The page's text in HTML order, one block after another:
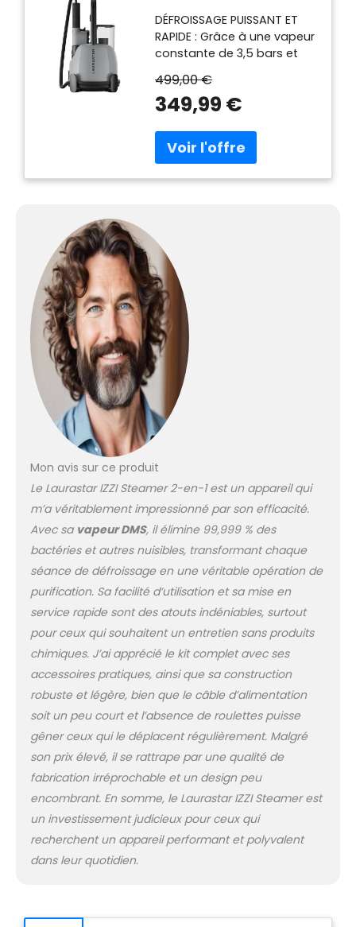
DÉFROISSAGE PUISSANT ET
RAPIDE : Grâce à une vapeur
constante de 3,5 bars et
élimine les plis
efficacement et redonne
un seul passage. Prêt en
seulement 3 minutes.
ULTRAFINE : La vapeur haute
pour détendre, adoucir et
raviver tous les tissus,
même les plus délicats.
RAFRAÎCHIT ET SOIGNE LES
TEXTILES : Repulpe les fibres,
ravive les couleurs et
diminue la fréquence des
lavages. Pour des
vêtements et tissus
toujours impeccables et
agréables à porter. DESIGN
COMPACT ET ERGONOMIQUE
: Poignée de transport,
câble vapeur, réservoir
amovible et fonction auto-
stop : pratique, sécurisé et
facile à déplacer.
ACCESSOIRES PREMIUM
INCLUS : Livré avec semelle
Textile-Guard, gant
thermoprotecteur et
cartouche anticalcaire.
L’expertise Laurastar pour
un soin textile professionnel
à domicile.
499,00 €
349,99 €
Mon avis sur ce produit
Le Laurastar IZZI Steamer 2-en-1 est un appareil qui
m’a véritablement impressionné par son efficacité.
Avec sa vapeur DMS, il élimine 99,999 % des
bactéries et autres nuisibles, transformant chaque
séance de défroissage en une véritable opération de
purification. Sa facilité d’utilisation et sa mise en
service rapide sont des atouts indéniables, surtout
pour ceux qui souhaitent un entretien sans produits
chimiques. J’ai apprécié le kit complet avec ses
accessoires pratiques, ainsi que sa construction
robuste et légère, bien que le câble d’alimentation
soit un peu court et l’absence de roulettes puisse
gêner ceux qui le déplacent régulièrement. Malgré
son prix élevé, il se rattrape par une qualité de
fabrication irréprochable et un design peu
encombrant. En somme, le Laurastar IZZI Steamer est
un investissement judicieux pour ceux qui
recherchent un appareil performant et polyvalent
dans leur quotidien.